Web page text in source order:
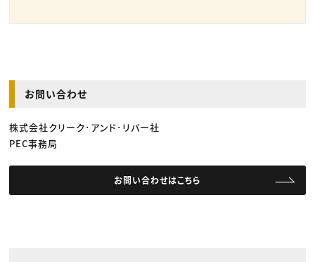
お問い合わせ
株式会社クリーク･アンド･リバー社
PEC事務局
お問い合わせはこちら